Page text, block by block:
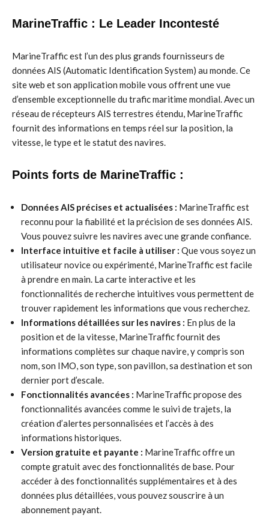
MarineTraffic : Le Leader Incontesté
MarineTraffic est l’un des plus grands fournisseurs de
données AIS (Automatic Identification System) au monde. Ce
site web et son application mobile vous offrent une vue
d’ensemble exceptionnelle du trafic maritime mondial. Avec un
réseau de récepteurs AIS terrestres étendu, MarineTraffic
fournit des informations en temps réel sur la position, la
vitesse, le type et le statut des navires.
Points forts de MarineTraffic :
Données AIS précises et actualisées : MarineTraffic est
reconnu pour la fiabilité et la précision de ses données AIS.
Vous pouvez suivre les navires avec une grande confiance.
Interface intuitive et facile à utiliser : Que vous soyez un
utilisateur novice ou expérimenté, MarineTraffic est facile
à prendre en main. La carte interactive et les
fonctionnalités de recherche intuitives vous permettent de
trouver rapidement les informations que vous recherchez.
Informations détaillées sur les navires : En plus de la
position et de la vitesse, MarineTraffic fournit des
informations complètes sur chaque navire, y compris son
nom, son IMO, son type, son pavillon, sa destination et son
dernier port d’escale.
Fonctionnalités avancées : MarineTraffic propose des
fonctionnalités avancées comme le suivi de trajets, la
création d’alertes personnalisées et l’accès à des
informations historiques.
Version gratuite et payante : MarineTraffic offre un
compte gratuit avec des fonctionnalités de base. Pour
accéder à des fonctionnalités supplémentaires et à des
données plus détaillées, vous pouvez souscrire à un
abonnement payant.